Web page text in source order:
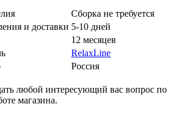
Сборка не требуется
и доставки 5-10 дней
12 месяцев
RelaxLine
Россия
любой интересующий вас вопрос по
магазина.